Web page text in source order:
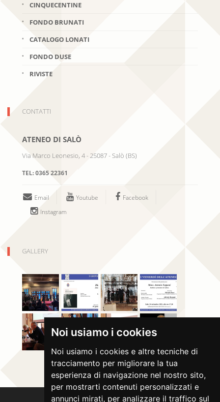
Noi usiamo i cookies
Noi usiamo i cookies e altre tecniche di
tracciamento per migliorare la tua
esperienza di navigazione nel nostro sito,
per mostrarti contenuti personalizzati e
annunci mirati, per analizzare il traffico sul
CINQUECENTINE
FONDO BRUNATI
CATALOGO LONATI
FONDO DUSE
RIVISTE
CONTATTI
ATENEO DI SALÒ
Via Marco Leonesio, 4- 25087- Salò (BS)
TEL:0365 22361
Email Youtube
Facebook
Instagram
GALLERY